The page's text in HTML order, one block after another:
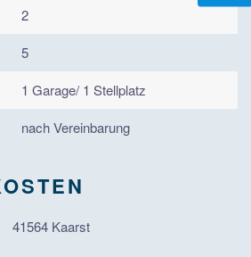
2
5
1 Garage/ 1 Stellplatz
nach Vereinbarung
41564 Kaarst